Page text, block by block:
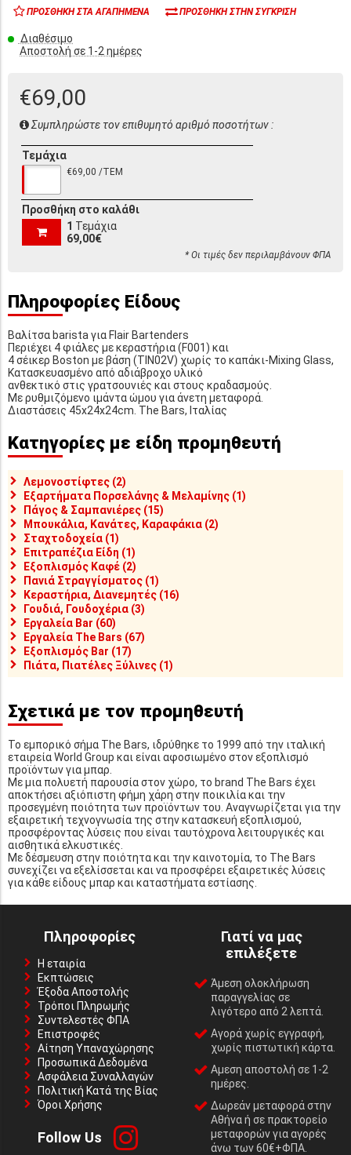
ΠΡΟΣΘΉΚΗ ΣΤΑ ΑΓΑΠΗΜΈΝΑ ΠΡΟΣΘΉΚΗ ΣΤΗΝ ΣΎΓΚΡΙΣΗ
Διαθέσιμο
Αποστολή σε 1-2 ημέρες
€69,00
Συμπληρώστε τον επιθυμητό αριθμό ποσοτήτων :
Τεμάχια
€69,00 /ΤΕΜ
Προσθήκη στο καλάθι
1 Τεμάχια
69,00€
* Οι τιμές δεν περιλαμβάνουν ΦΠΑ
Πληροφορίες Είδους
Βαλίτσα barista για Flair Bartenders
Περιέχει 4 φιάλες με κεραστήρια (F001) και
4 σέικερ Boston με βάση (TIN02V) χωρίς το καπάκι-Mixing Glass,
Κατασκευασμένο από αδιάβροχο υλικό
ανθεκτικό στις γρατσουνιές και στους κραδασμούς.
Με ρυθμιζόμενο ιμάντα ώμου για άνετη μεταφορά.
Διαστάσεις 45x24x24cm. The Bars, Ιταλίας
Κατηγορίες με είδη προμηθευτή
Λεμονοστίφτες (2)
Εξαρτήματα Πορσελάνης & Μελαμίνης (1)
Πάγος & Σαμπανιέρες (15)
Μπουκάλια, Κανάτες, Καραφάκια (2)
Σταχτοδοχεία (1)
Επιτραπέζια Είδη (1)
Εξοπλισμός Καφέ (2)
Πανιά Στραγγίσματος (1)
Κεραστήρια, Διανεμητές (16)
Γουδιά, Γουδοχέρια (3)
Εργαλεία Bar (60)
Εργαλεία The Bars (67)
Εξοπλισμός Bar (17)
Πιάτα, Πιατέλες Ξύλινες (1)
Σχετικά με τον προμηθευτή
Το εμπορικό σήμα The Bars, ιδρύθηκε το 1999 από την ιταλική
εταιρεία World Group και είναι αφοσιωμένο στον εξοπλισμό
προϊόντων για μπαρ.
Με μια πολυετή παρουσία στον χώρο, το brand The Bars έχει
αποκτήσει αξιόπιστη φήμη χάρη στην ποικιλία και την
προσεγμένη ποιότητα των προϊόντων του. Αναγνωρίζεται για την
εξαιρετική τεχνογνωσία της στην κατασκευή εξοπλισμού,
προσφέροντας λύσεις που είναι ταυτόχρονα λειτουργικές και
αισθητικά ελκυστικές.
Με δέσμευση στην ποιότητα και την καινοτομία, το The Bars
συνεχίζει να εξελίσσεται και να προσφέρει εξαιρετικές λύσεις
για κάθε είδους μπαρ και καταστήματα εστίασης.
Πληροφορίες
Η εταιρία
Εκπτώσεις
Έξοδα Αποστολής
Τρόποι Πληρωμής
Συντελεστές ΦΠΑ
Επιστροφές
Αίτηση Υπαναχώρησης
Προσωπικά Δεδομένα
Ασφάλεια Συναλλαγών
Πολιτική Κατά της Βίας
Όροι Χρήσης
Follow Us
Γιατί να μας
επιλέξετε
Άμεση ολοκλήρωση
παραγγελίας σε
λιγότερο από 2 λεπτά.
Αγορά χωρίς εγγραφή,
χωρίς πιστωτική κάρτα.
Αμεση αποστολή σε 1-2
ημέρες.
Δωρεάν μεταφορά στην
Αθήνα ή σε πρακτορείο
μεταφορών για αγορές
άνω των 60€+ΦΠΑ.